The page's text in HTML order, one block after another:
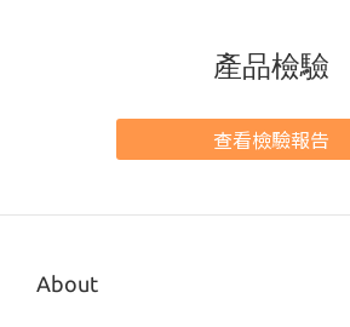
產品檢驗
查看檢驗報告
About